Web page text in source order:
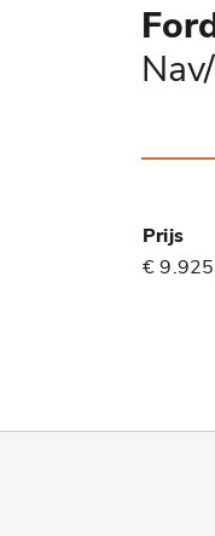
Prijs
€